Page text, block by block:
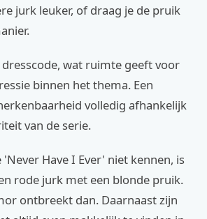
jurk leuker, of draag je de pruik
wat ruimte geeft voor
binnen het thema. Een
volledig afhankelijk
van de serie.
Have I Ever' niet kennen, is
rode jurk met een blonde pruik.
ontbreekt dan. Daarnaast zijn